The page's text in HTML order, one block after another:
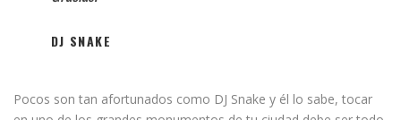
DJ SNAKE
Pocos son tan afortunados como DJ Snake y él lo sabe, tocar